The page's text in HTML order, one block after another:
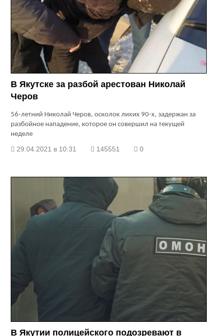
В Якутске за разбой арестован Николай
Черов
56-летний Николай Черов, осколок лихих 90-х, задержан за
разбойное нападение, которое он совершил на текущей
неделе
29.04.2021 в 10:31 145551 0
В Якутии полицейского подозревают в